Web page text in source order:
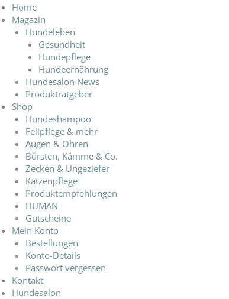
Home
Magazin
Hundeleben
Gesundheit
Hundepflege
Hundeernährung
Hundesalon News
Produktratgeber
Shop
Hundeshampoo
Fellpflege & mehr
Augen & Ohren
Bürsten, Kämme & Co.
Zecken & Ungeziefer
Katzenpflege
Produktempfehlungen
HUMAN
Gutscheine
Mein Konto
Bestellungen
Konto-Details
Passwort vergessen
Kontakt
Hundesalon